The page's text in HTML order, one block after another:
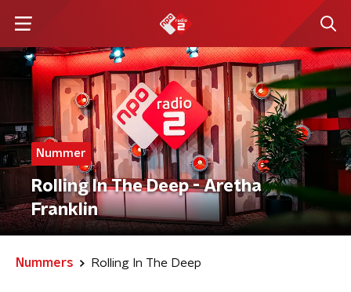
Nummer
Rolling In The Deep - Aretha
Franklin
Nummers Rolling In The Deep